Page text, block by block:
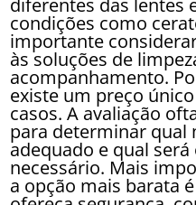
diferentes das lentes
condições como
importante
às soluções de
acompanhamento.
existe um preço
casos. A avaliação
para determinar qual
adequado e qual
necessário. Mais
a opção mais barata